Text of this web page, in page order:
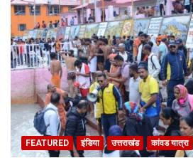
FEATURED इंडिया उत्तराखंड कांवड यात्रा